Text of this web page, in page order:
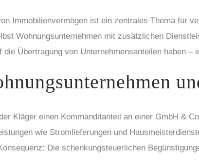
Immobilienvermögen ist ein zentrales Thema für
Wohnungsunternehmen mit zusätzlichen
Übertragung von Unternehmensanteilen haben
Kläger einen Kommanditanteil an einer GmbH &
wie Stromlieferungen und
Die schenkungsteuerlichen